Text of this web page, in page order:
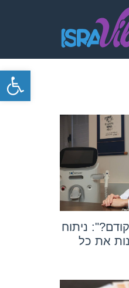
ניתוח
את כל
פתח